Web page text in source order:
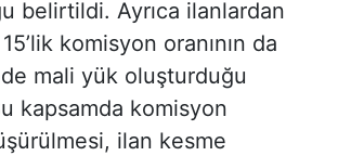
belirtildi. Ayrıca ilanlardan
komisyon oranının da
mali yük oluşturduğu
kapsamda komisyon
ilan kesme